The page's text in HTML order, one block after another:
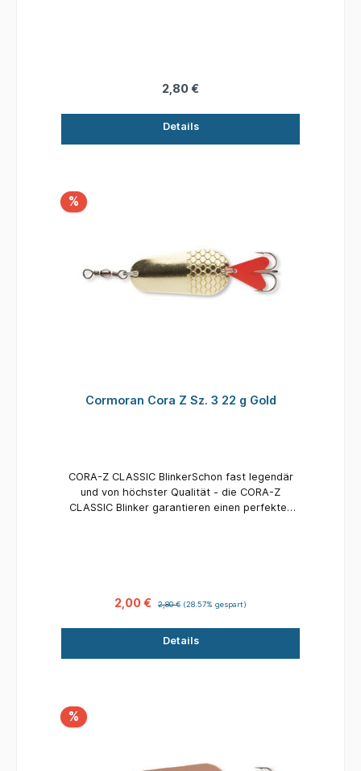
2,80 €
Details
%
Cormoran Cora Z Sz. 3 22 g Gold
CORA-Z CLASSIC BlinkerSchon fast legendär
und von höchster Qualität - die CORA-Z
CLASSIC Blinker garantieren einen perfekten
2,00 € 2,80 € (28.57% gespart)
Details
%